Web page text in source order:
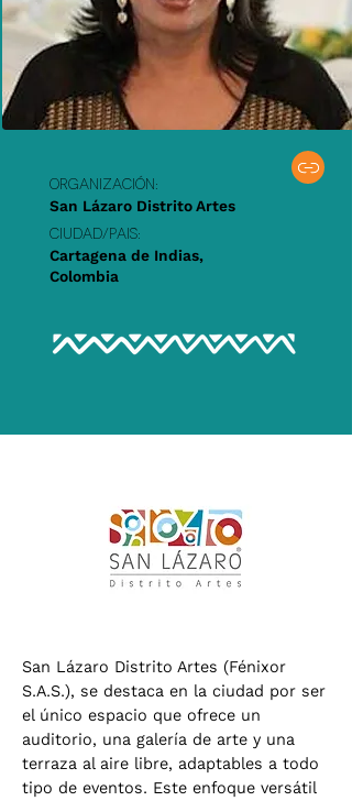
Organización:
San Lázaro Distrito Artes
Ciudad/PAIS:
Cartagena de Indias,
Colombia
San Lázaro Distrito Artes (Fénixor
S.A.S.), se destaca en la ciudad por ser
el único espacio que ofrece un
auditorio, una galería de arte y una
terraza al aire libre, adaptables a todo
tipo de eventos. Este enfoque versátil